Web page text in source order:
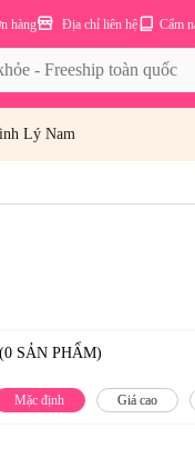
Cẩm
Địa chỉ liên hệ
hàng
Lý Nam
(0 SẢN PHẨM)
Mặc định Giá cao